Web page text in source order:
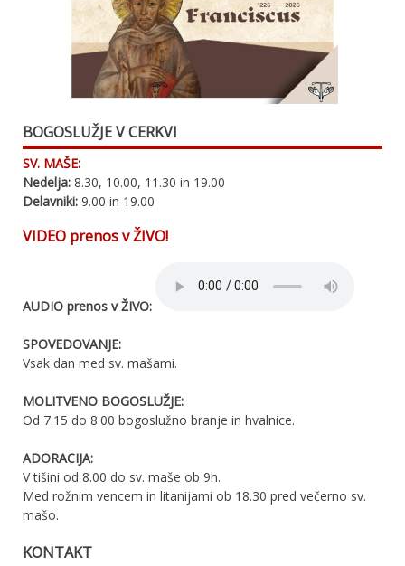
BOGOSLUŽJE V CERKVI
SV. MAŠE:
Nedelja: 8.30, 10.00, 11.30 in 19.00
Delavniki: 9.00 in 19.00
VIDEO prenos v ŽIVO!
AUDIO prenos v ŽIVO:
SPOVEDOVANJE:
Vsak dan med sv. mašami.
MOLITVENO BOGOSLUŽJE:
Od 7.15 do 8.00 bogoslužno branje in hvalnice.
ADORACIJA:
V tišini od 8.00 do sv. maše ob 9h.
Med rožnim vencem in litanijami ob 18.30 pred večerno sv.
mašo.
KONTAKT